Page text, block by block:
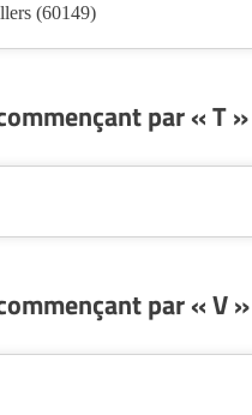
(60149)
par « T »
par « V »